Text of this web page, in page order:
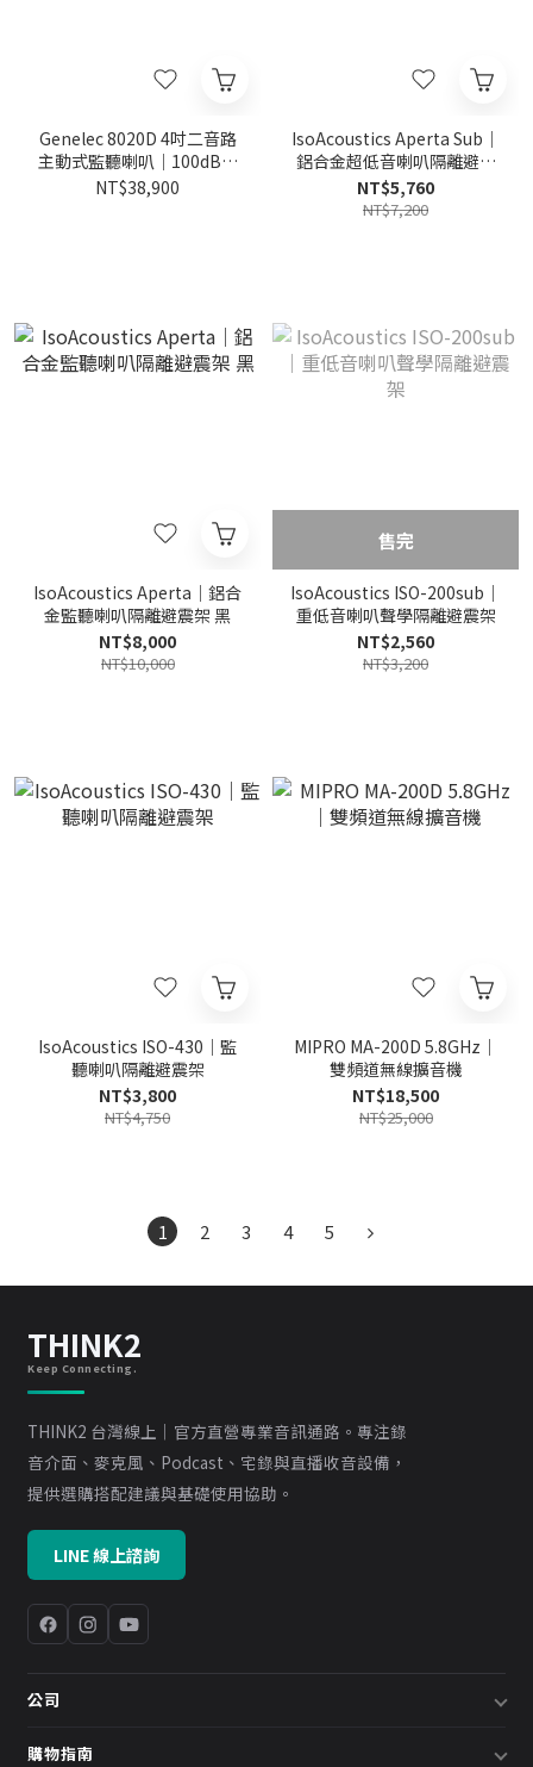
Genelec 8020D 4吋二音路
主動式監聽喇叭｜100dB音
壓 (一對)
NT$38,900
IsoAcoustics Aperta Sub｜
鋁合金超低音喇叭隔離避震
座
NT$5,760
NT$7,200
IsoAcoustics Aperta｜鋁合
金監聽喇叭隔離避震架 黑
NT$8,000
NT$10,000
售完
IsoAcoustics ISO-200sub｜
重低音喇叭聲學隔離避震架
NT$2,560
NT$3,200
IsoAcoustics ISO-430｜監
聽喇叭隔離避震架
NT$3,800
NT$4,750
MIPRO MA-200D 5.8GHz｜
雙頻道無線擴音機
NT$18,500
NT$25,000
1 2 3 4 5
THINK2
Keep Connecting.
THINK2 台灣線上｜官方直營專業音訊通路。專注錄
音介面、麥克風、Podcast、宅錄與直播收音設備，
提供選購搭配建議與基礎使用協助。
LINE 線上諮詢
公司
關於我們
購物指南